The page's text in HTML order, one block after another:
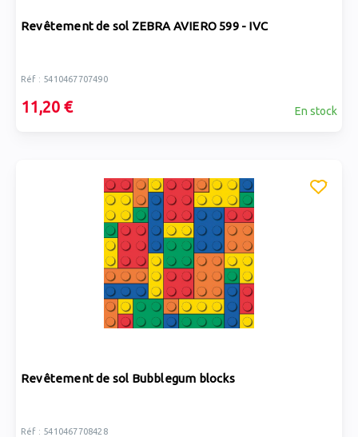
Revêtement de sol ZEBRA AVIERO 599 - IVC
Réf : 5410467707490
11,20 € En stock
Revêtement de sol Bubblegum blocks
Réf : 5410467708428